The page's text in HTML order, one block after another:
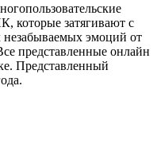
которые затягивают с
эмоций от
представленные онлайн
Представленный